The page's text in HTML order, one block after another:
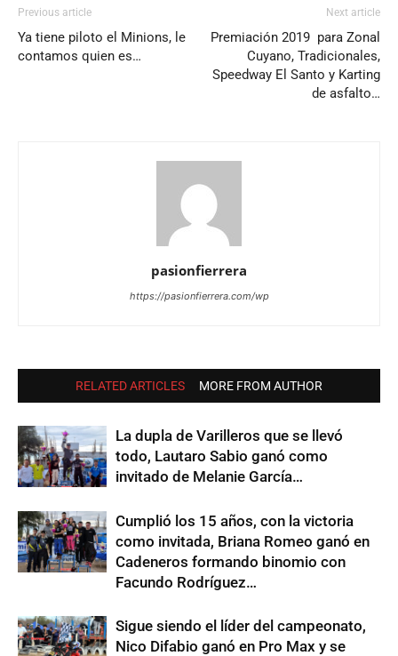
Previous article
Ya tiene piloto el Minions, le
contamos quien es…
Next article
Premiación 2019 para Zonal
Cuyano, Tradicionales,
Speedway El Santo y Karting
de asfalto…
pasionfierrera
https://pasionfierrera.com/wp
RELATED ARTICLES MORE FROM AUTHOR
La dupla de Varilleros que se llevó
todo, Lautaro Sabio ganó como
invitado de Melanie García…
Cumplió los 15 años, con la victoria
como invitada, Briana Romeo ganó en
Cadeneros formando binomio con
Facundo Rodríguez…
Sigue siendo el líder del campeonato,
Nico Difabio ganó en Pro Max y se